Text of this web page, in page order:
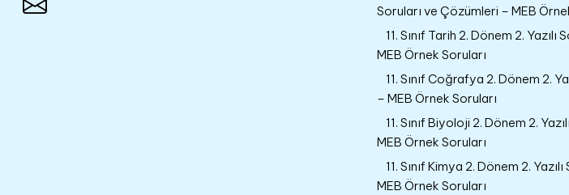
Soruları ve Çözümleri – MEB
11. Sınıf Tarih 2. Dönem 2.
MEB Örnek Soruları
11. Sınıf Coğrafya 2. Dönem 2.
– MEB Örnek Soruları
11. Sınıf Biyoloji 2. Dönem 2.
MEB Örnek Soruları
11. Sınıf Kimya 2. Dönem 2.
MEB Örnek Soruları